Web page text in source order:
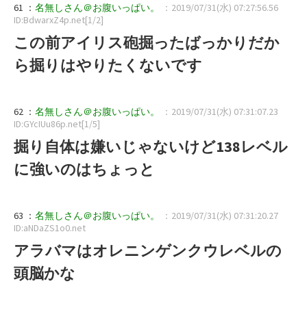
61 ： 名無しさん＠お腹いっぱい。
：2019/07/31(水) 07:27:56.56
ID:BdwarxZ4p.net[1/2]
この前アイリス砲掘ったばっかりだか
ら掘りはやりたくないです
62 ： 名無しさん＠お腹いっぱい。
：2019/07/31(水) 07:31:07.23
ID:GYcIUu86p.net[1/5]
掘り自体は嫌いじゃないけど138レベル
に強いのはちょっと
63 ： 名無しさん＠お腹いっぱい。
：2019/07/31(水) 07:31:20.27
ID:aNDaZS1o0.net
アラバマはオレニンゲンクウレベルの
頭脳かな